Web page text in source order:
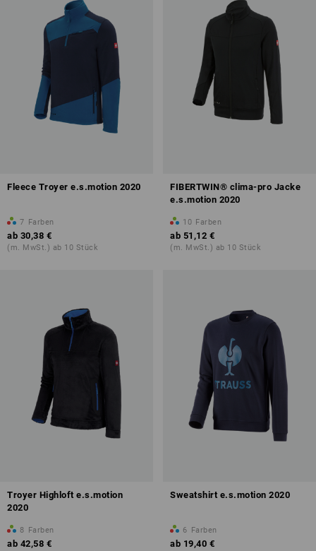
Fleece Troyer e.s.motion 2020
7 Farben
ab 30,38 €
(m. MwSt.) ab 10 Stück
FIBERTWIN® clima-pro Jacke
e.s.motion 2020
10 Farben
ab 51,12 €
(m. MwSt.) ab 10 Stück
Troyer Highloft e.s.motion
2020
8 Farben
ab 42,58 €
Sweatshirt e.s.motion 2020
6 Farben
ab 19,40 €